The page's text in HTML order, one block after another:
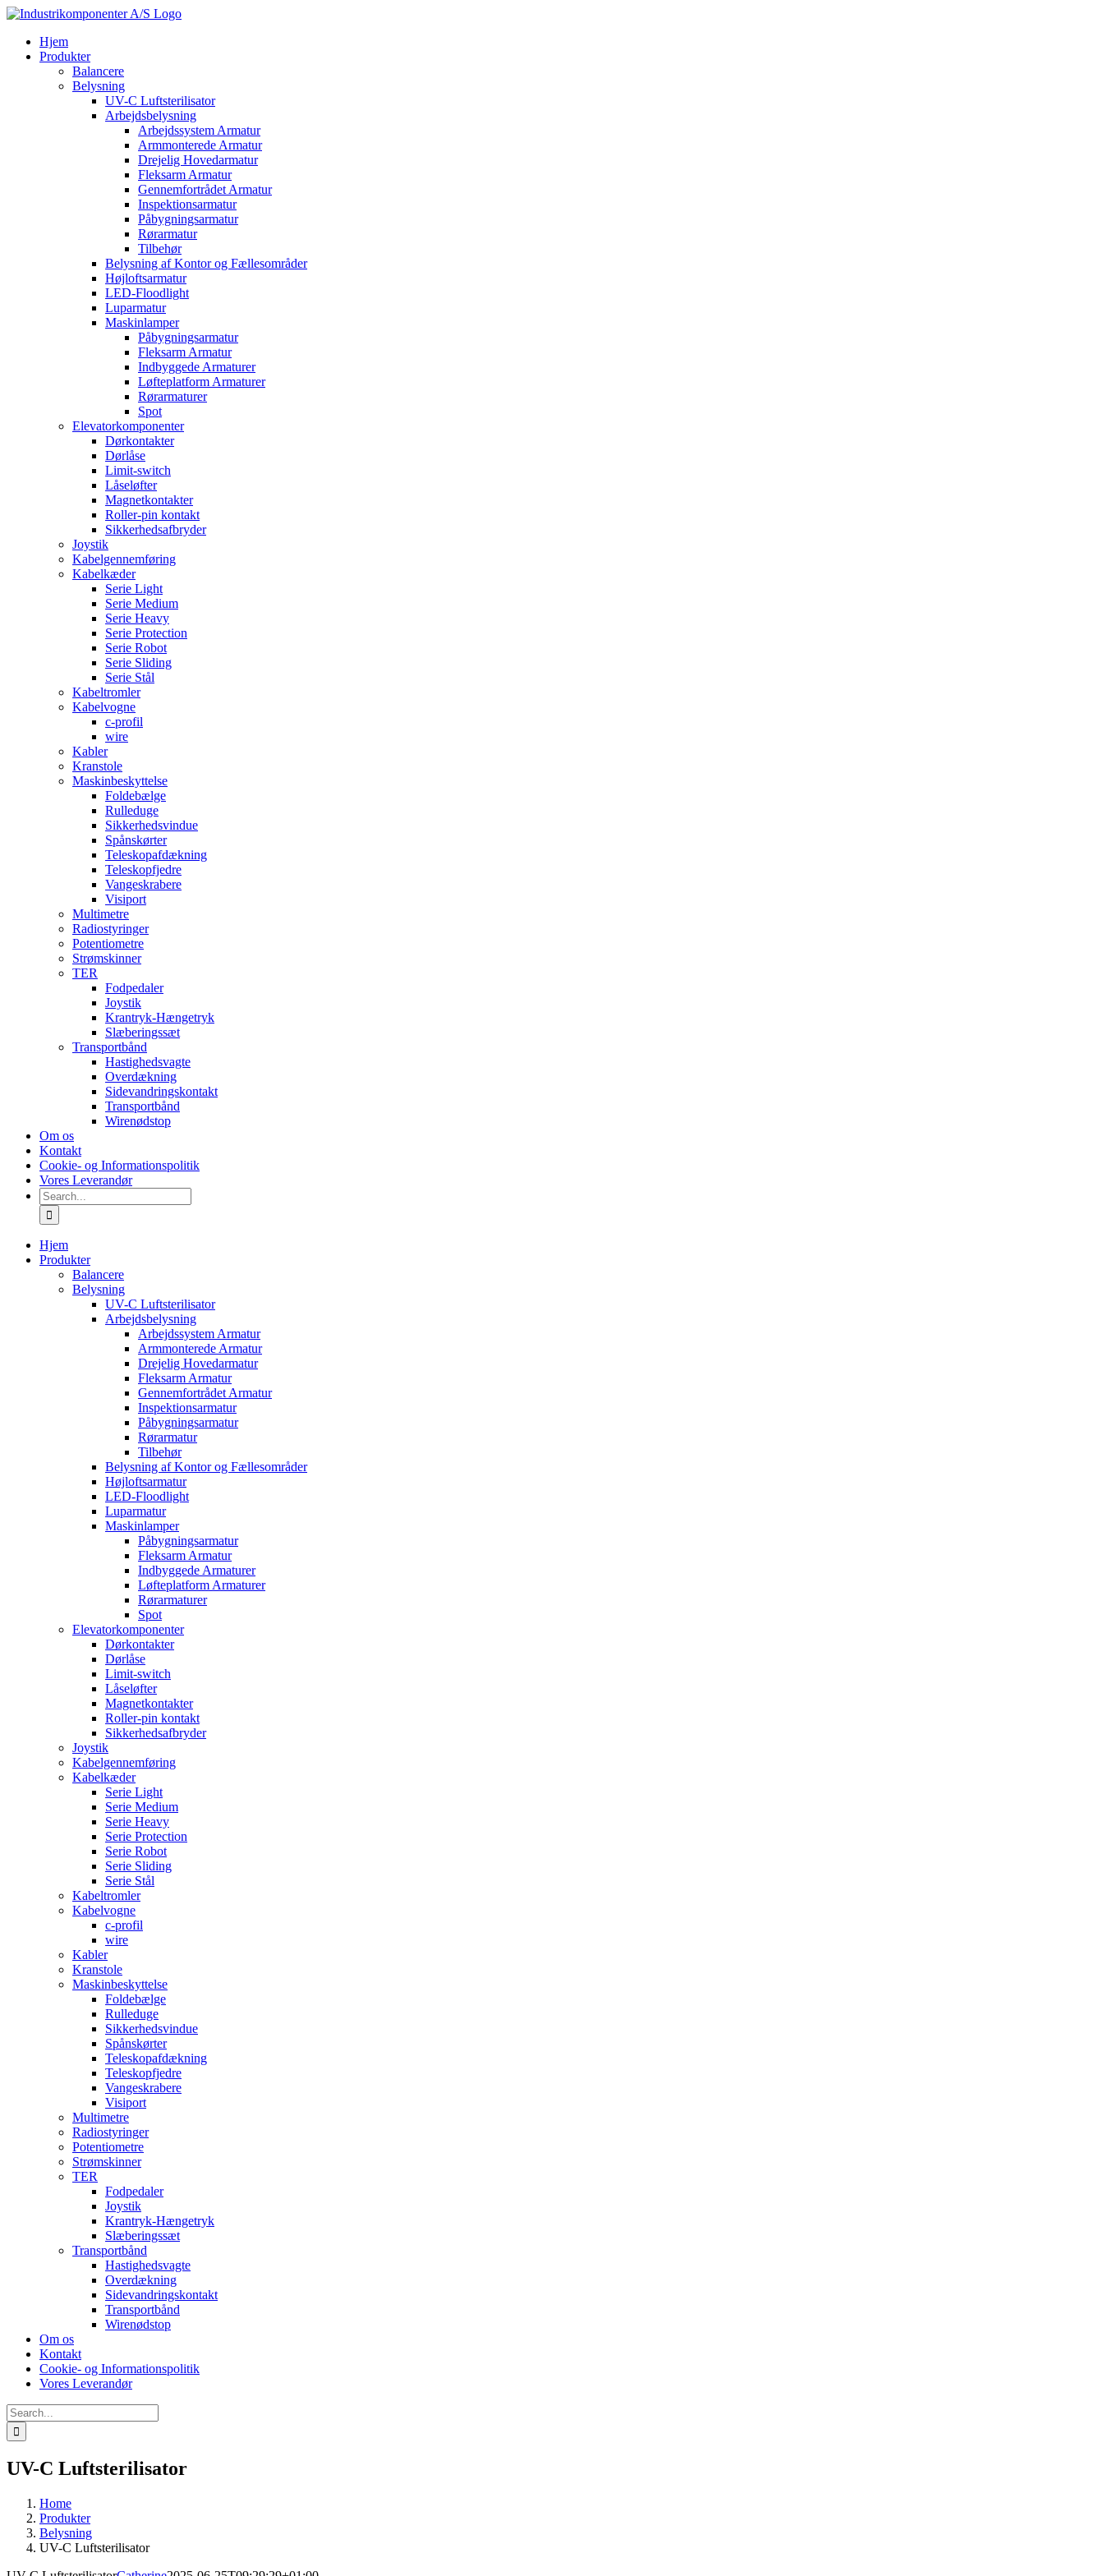
Skip
contentHjem
Produkter
Balancere
Belysning
UV-C Luftsterilisator
Arbejdsbelysning
Arbejdssystem Armatur
Armmonterede Armatur
Drejelig Hovedarmatur
Fleksarm Armatur
Gennemfortrådet Armatur
Inspektionsarmatur
Påbygningsarmatur
Rørarmatur
Tilbehør
Belysning af Kontor og Fællesområder
Højloftsarmatur
LED-Floodlight
Luparmatur
Maskinlamper
Påbygningsarmatur
Fleksarm Armatur
Indbyggede Armaturer
Løfteplatform Armaturer
Rørarmaturer
Spot
Elevatorkomponenter
Dørkontakter
Dørlåse
Limit-switch
Låseløfter
Magnetkontakter
Roller-pin kontakt
Sikkerhedsafbryder
Joystik
Kabelgennemføring
Kabelkæder
Serie Light
Serie Medium
Serie Heavy
Serie Protection
Serie Robot
Serie Sliding
Serie Stål
Kabeltromler
Kabelvogne
c-profil
wire
Kabler
Kranstole
Maskinbeskyttelse
Foldebælge
Rulleduge
Sikkerhedsvindue
Spånskørter
Teleskopafdækning
Teleskopfjedre
Vangeskrabere
Visiport
Multimetre
Radiostyringer
Potentiometre
Strømskinner
TER
Fodpedaler
Joystik
Krantryk-Hængetryk
Slæberingssæt
Transportbånd
Hastighedsvagte
Overdækning
Sidevandringskontakt
Transportbånd
Wirenødstop
Om os
Kontakt
Cookie- og Informationspolitik
Vores Leverandør
Search
for:
Hjem
Produkter
Balancere
Belysning
UV-C Luftsterilisator
Arbejdsbelysning
Arbejdssystem Armatur
Armmonterede Armatur
Drejelig Hovedarmatur
Fleksarm Armatur
Gennemfortrådet Armatur
Inspektionsarmatur
Påbygningsarmatur
Rørarmatur
Tilbehør
Belysning af Kontor og Fællesområder
Højloftsarmatur
LED-Floodlight
Luparmatur
Maskinlamper
Påbygningsarmatur
Fleksarm Armatur
Indbyggede Armaturer
Løfteplatform Armaturer
Rørarmaturer
Spot
Elevatorkomponenter
Dørkontakter
Dørlåse
Limit-switch
Låseløfter
Magnetkontakter
Roller-pin kontakt
Sikkerhedsafbryder
Joystik
Kabelgennemføring
Kabelkæder
Serie Light
Serie Medium
Serie Heavy
Serie Protection
Serie Robot
Serie Sliding
Serie Stål
Kabeltromler
Kabelvogne
c-profil
wire
Kabler
Kranstole
Maskinbeskyttelse
Foldebælge
Rulleduge
Sikkerhedsvindue
Spånskørter
Teleskopafdækning
Teleskopfjedre
Vangeskrabere
Visiport
Multimetre
Radiostyringer
Potentiometre
Strømskinner
TER
Fodpedaler
Joystik
Krantryk-Hængetryk
Slæberingssæt
Transportbånd
Hastighedsvagte
Overdækning
Sidevandringskontakt
Transportbånd
Wirenødstop
Om os
Kontakt
Cookie- og Informationspolitik
Vores Leverandør
Search
for:
UV-C Luftsterilisator
Home
Produkter
Belysning
UV-C Luftsterilisator